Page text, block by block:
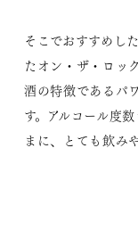
そこでおすすめし
たオン・ザ・ロッ
酒の特徴であるパ
す。アルコール度
まに、とても飲み